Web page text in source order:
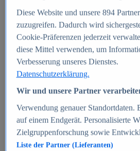
Zum
E-commerce
Beliebte Statistiken
Aktuelle Statistiken
E-Commerce - Entwicklung
Deutschland 1999-2025
Umsatz von Amazon in
2010-2025
B2C-E-Commerce: Top-50
Deutschland 2024
Marktanteile von Online-
Deutschland 2024
Umsatzstarke
Deutschland 2023-2025
Diese Website und unsere 894
zuzugreifen. Dadurch wird
Cookie-Präferenzen jederzeit
diese Mittel verwenden, um
Verbesserung unseres Dienstes.
Datenschutzerklärung.
Wir und unsere Partner
Verwendung genauer
auf einem Endgerät. Personalisierte
Zielgruppenforschung sowie
Liste der Partner (Lieferanten)